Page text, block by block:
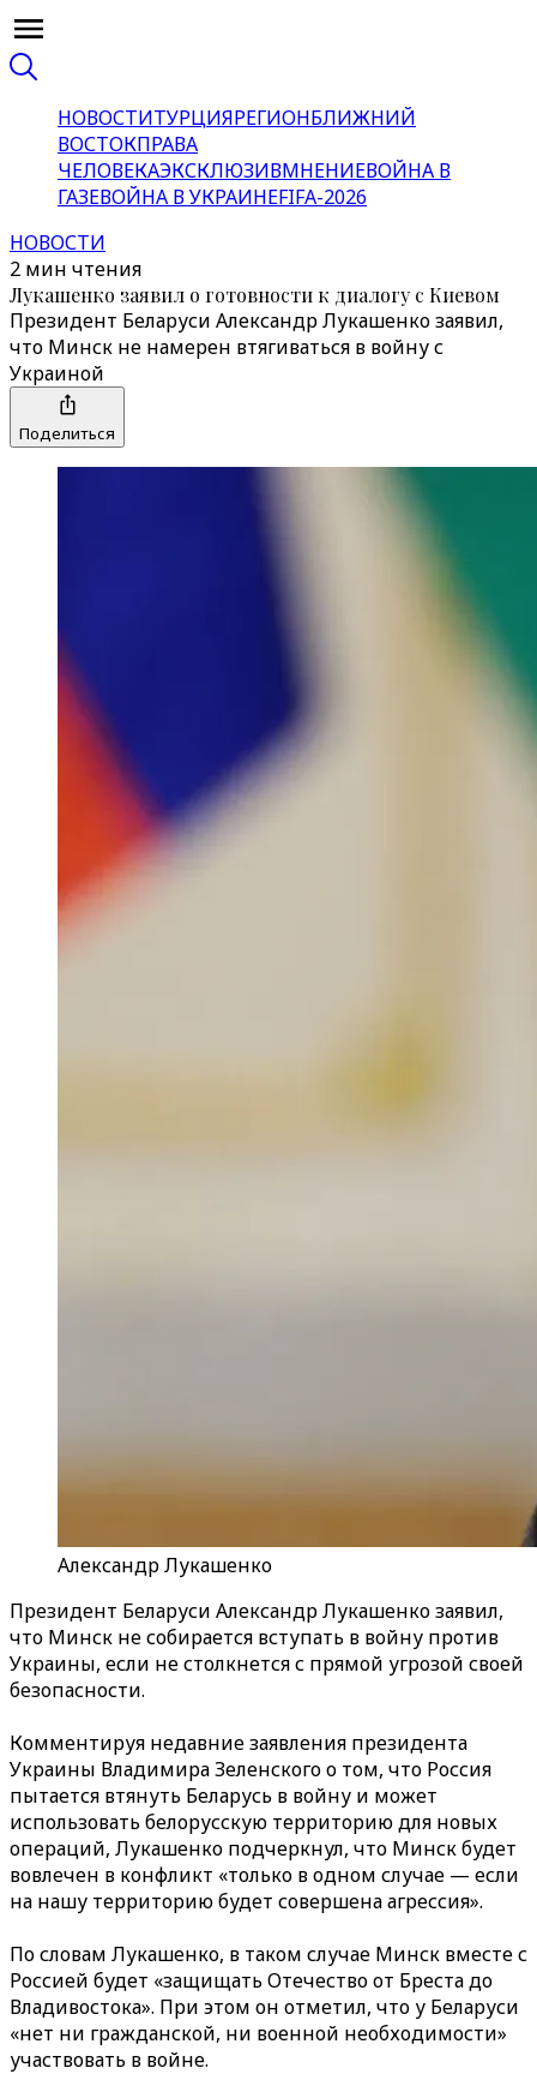
НОВОСТИТУРЦИЯРЕГИОНБЛИЖНИЙ
ВОСТОКПРАВА
ЧЕЛОВЕКАЭКСКЛЮЗИВМНЕНИЕВОЙНА В
ГАЗЕВОЙНА В УКРАИНЕFIFA-2026
НОВОСТИ
2 мин чтения
Лукашенко заявил о готовности к диалогу с Киевом
Президент Беларуси Александр Лукашенко заявил,
что Минск не намерен втягиваться в войну с
Украиной
Поделиться
Александр Лукашенко
Президент Беларуси Александр Лукашенко заявил,
что Минск не собирается вступать в войну против
Украины, если не столкнется с прямой угрозой своей
безопасности.
Комментируя недавние заявления президента
Украины Владимира Зеленского о том, что Россия
пытается втянуть Беларусь в войну и может
использовать белорусскую территорию для новых
операций, Лукашенко подчеркнул, что Минск будет
вовлечен в конфликт «только в одном случае — если
на нашу территорию будет совершена агрессия».
По словам Лукашенко, в таком случае Минск вместе с
Россией будет «защищать Отечество от Бреста до
Владивостока». При этом он отметил, что у Беларуси
«нет ни гражданской, ни военной необходимости»
участвовать в войне.